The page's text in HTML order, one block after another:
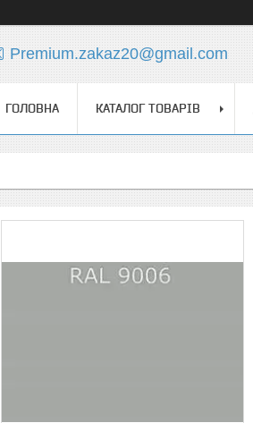
Premium.zakaz20@gmail.com
ГОЛОВНА КАТАЛОГ ТОВАРІВ